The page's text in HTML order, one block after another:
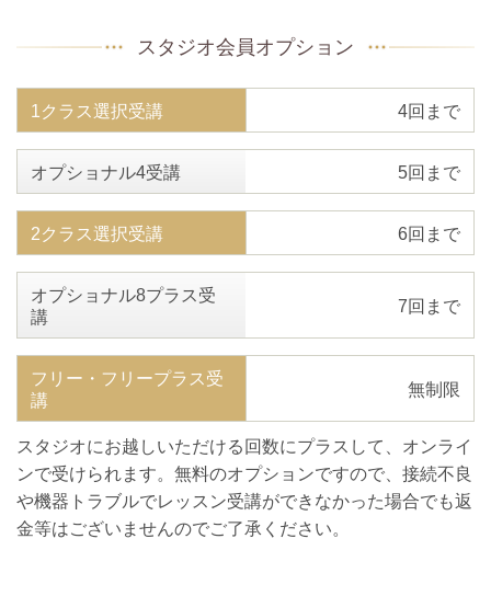
スタジオ会員オプション
1クラス選択受講 4回まで
オプショナル4受講 5回まで
2クラス選択受講 6回まで
オプショナル8プラス受
講
7回まで
フリー・フリープラス受
講
無制限
スタジオにお越しいただける回数にプラスして、オンライ
ンで受けられます。無料のオプションですので、接続不良
や機器トラブルでレッスン受講ができなかった場合でも返
金等はございませんのでご了承ください。